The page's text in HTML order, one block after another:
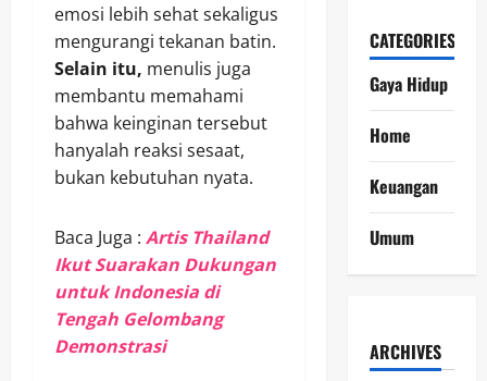
emosi lebih sehat sekaligus
mengurangi tekanan batin.
Selain itu, menulis juga
membantu memahami
bahwa keinginan tersebut
hanyalah reaksi sesaat,
bukan kebutuhan nyata.
Baca Juga : Artis Thailand
Ikut Suarakan Dukungan
untuk Indonesia di
Tengah Gelombang
Demonstrasi
CATEGORIES
Gaya Hidup
Home
Keuangan
Umum
ARCHIVES